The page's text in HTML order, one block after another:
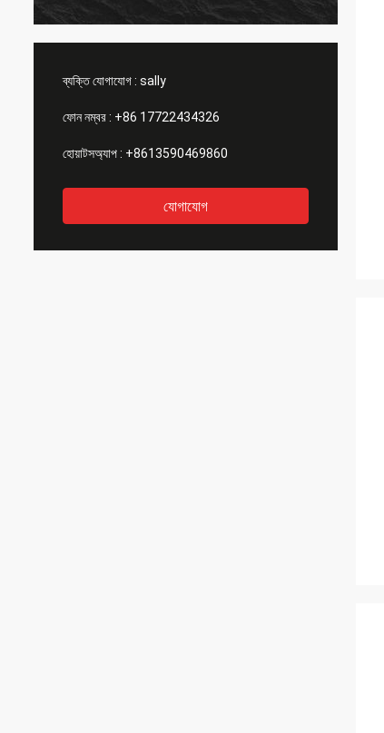
সবচেয়ে গুরুত্বপূর্ণ বিষয়।
ব্যক্তি যোগাযোগ : sally
ফোন নম্বর : +86 17722434326
হোয়াটসঅ্যাপ : +8613590469860
যোগাযোগ